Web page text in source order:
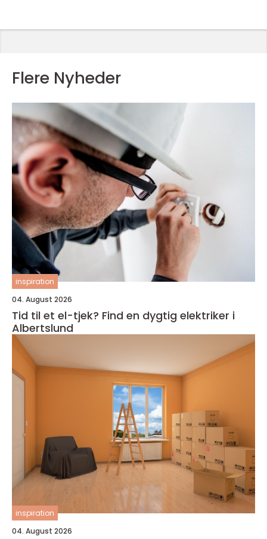
Flere Nyheder
inspiration
04. August 2026
Tid til et el-tjek? Find en dygtig elektriker i
Albertslund
inspiration
04. August 2026